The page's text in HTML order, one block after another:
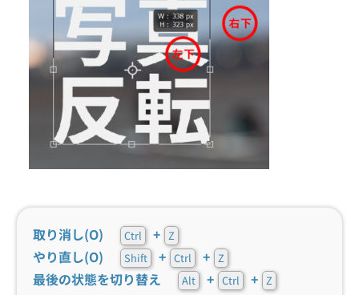
取り消し(O) Ctrl + Z
やり直し(O) Shift + Ctrl + Z
最後の状態を切り替え Alt + Ctrl + Z